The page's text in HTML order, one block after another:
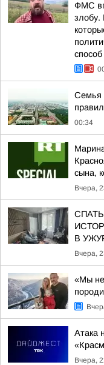
ФМС
злобу.
Семья
00:34
сына,
Вчера,
В
Вчера,
«Мы не
Атака
Вчера,